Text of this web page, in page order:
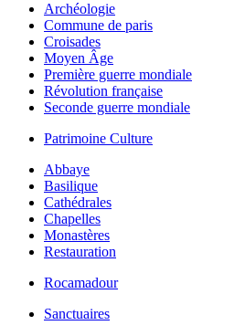
Archéologie
Commune de paris
Croisades
Moyen Âge
Première guerre mondiale
Révolution française
Seconde guerre mondiale
Patrimoine Culture
Abbaye
Basilique
Cathédrales
Chapelles
Monastères
Restauration
Rocamadour
Sanctuaires